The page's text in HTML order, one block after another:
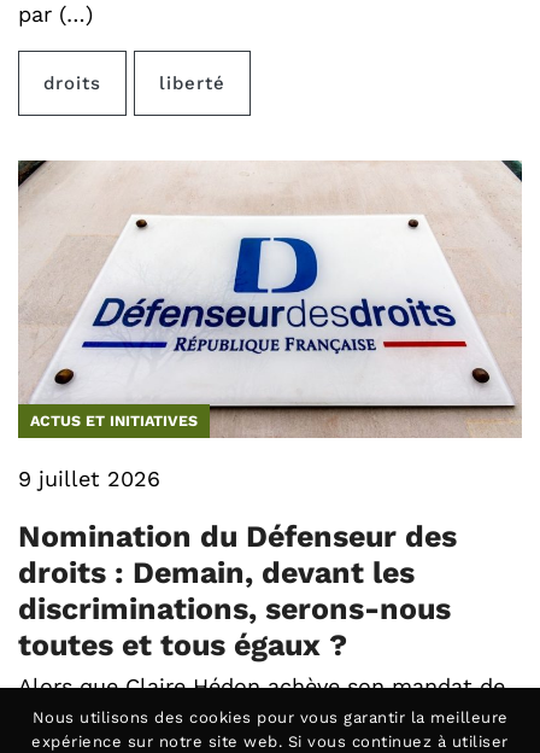
par (…)
droits liberté
ACTUS ET INITIATIVES
9 juillet 2026
Nomination du Défenseur des
droits : Demain, devant les
discriminations, serons-nous
toutes et tous égaux ?
Alors que Claire Hédon achève son mandat de
six ans (…)
Nous utilisons des cookies pour vous garantir la meilleure
expérience sur notre site web. Si vous continuez à utiliser